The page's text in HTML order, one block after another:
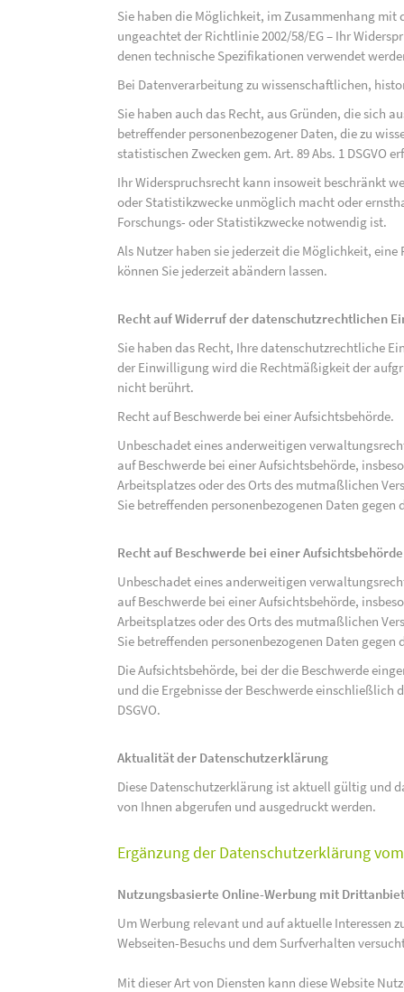
Sie haben die Möglichkeit, im Zusammenhang
ungeachtet der Richtlinie 2002/58/EG – Ihr
denen technische Spezifikationen verwendet
Bei Datenverarbeitung zu wissenschaftlichen,
Sie haben auch das Recht, aus Gründen, die sich
betreffender personenbezogener Daten, die zu
statistischen Zwecken gem. Art. 89 Abs. 1 DSGVO
Ihr Widerspruchsrecht kann insoweit beschränkt
oder Statistikzwecke unmöglich macht oder
Forschungs- oder Statistikzwecke notwendig ist.
Als Nutzer haben sie jederzeit die Möglichkeit,
können Sie jederzeit abändern lassen.
Recht auf Widerruf der datenschutzrechtlichen
Sie haben das Recht, Ihre datenschutzrechtliche
der Einwilligung wird die Rechtmäßigkeit der
nicht berührt.
Recht auf Beschwerde bei einer Aufsichtsbehörde.
Unbeschadet eines anderweitigen
auf Beschwerde bei einer Aufsichtsbehörde,
Arbeitsplatzes oder des Orts des mutmaßlichen
Sie betreffenden personenbezogenen Daten gegen
Recht auf Beschwerde bei einer Aufsichtsbehörde
Unbeschadet eines anderweitigen
auf Beschwerde bei einer Aufsichtsbehörde,
Arbeitsplatzes oder des Orts des mutmaßlichen
Sie betreffenden personenbezogenen Daten gegen
Die Aufsichtsbehörde, bei der die Beschwerde
und die Ergebnisse der Beschwerde
DSGVO.
Aktualität der Datenschutzerklärung
Diese Datenschutzerklärung ist aktuell gültig und
von Ihnen abgerufen und ausgedruckt werden.
Ergänzung der Datenschutzerklärung
Nutzungsbasierte Online-Werbung mit
Um Werbung relevant und auf aktuelle Interessen
Webseiten-Besuchs und dem Surfverhalten
Mit dieser Art von Diensten kann diese Website